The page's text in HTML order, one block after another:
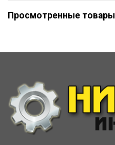
Просмотренные товары